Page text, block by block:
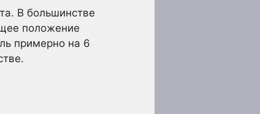
В большинстве
положение
примерно на 6